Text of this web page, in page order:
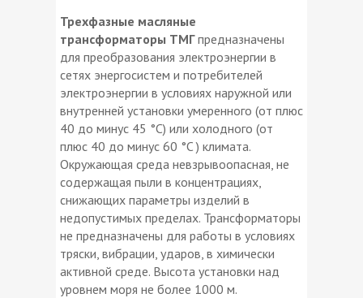
Трехфазные масляные
трансформаторы ТМГпредназначены
для преобразования электроэнергии в
сетях энергосистем и потребителей
электроэнергии в условиях наружной или
внутренней установки умеренного (от плюс
40 до минус 45 °C) или холодного (от
плюс 40 до минус 60 °C ) климата.
Окружающая среда невзрывоопасная, не
содержащая пыли в концентрациях,
снижающих параметры изделий в
недопустимых пределах. Трансформаторы
не предназначены для работы в условиях
тряски, вибрации, ударов, в химически
активной среде. Высота установки над
уровнем моря не более 1000 м.